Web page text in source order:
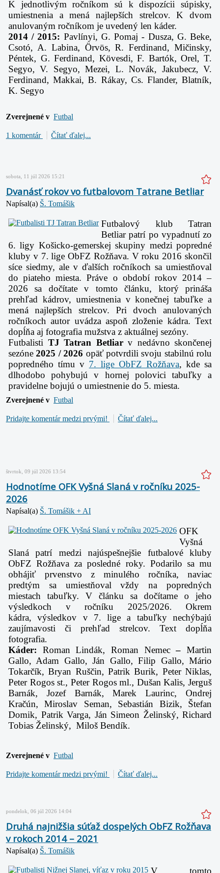
K jednotlivým ročníkom sú k dispozícii súpisky,
umiestnenia a mená najlepších strelcov. K dvom
anulovaným ročníkom je uvedený len káder.
2014 / 2015: Pavlínyi, G. Pomaj - Dusza, G. Beke,
Csotó, A. Labina, Örvös, R. Ferdinand, Mičinsky,
Péntek, G. Ferdinand, Kövesdi, F. Bartók, Orel, T.
Segyo, V. Segyo, Mezei, L. Novák, Jakubecz, V.
Ferdinand, Makkai, B. Rákay, Cs. Flander, Blatník,
K. Segyo
Zverejnené v Futbal
1 komentár Čítať ďalej...
sobota, 11 júl 2026 15:21
Dvanásť rokov vo futbalovom Tatrane Betliar
Napísal(a) Š. Tomášik
Futbalový klub Tatran
Betliar patrí po vypadnutí zo
6. ligy Košicko-gemerskej skupiny medzi popredné
kluby v 7. lige ObFZ Rožňava. V roku 2016 skončil
síce siedmy, ale v ďalších ročníkoch sa umiestňoval
do piateho miesta. Práve o období rokov 2014 –
2026 sa dočítate v tomto článku, ktorý prináša
prehľad kádrov, umiestnenia v konečnej tabuľke a
mená najlepších strelcov. Pri dvoch anulovaných
ročníkoch autor uvádza aspoň zloženie kádra. Text
dopĺňa aj fotografia mužstva z aktuálnej sezóny.
Futbalisti TJ Tatran Betliarv nedávno skončenej
sezóne2025 / 2026 opäť potvrdili svoju stabilnú rolu
popredného tímu v 7. lige ObFZ Rožňava, kde sa
dlhodobo pohybujú v hornej polovici tabuľky a
pravidelne bojujú o umiestnenie do 5. miesta.
Zverejnené v Futbal
Pridajte komentár medzi prvými! Čítať ďalej...
štvrtok, 09 júl 2026 13:54
Hodnotíme OFK Vyšná Slaná v ročníku 2025-
2026
Napísal(a) Š. Tomášik + AI
OFK
Vyšná
Slaná patrí medzi najúspešnejšie futbalové kluby
ObFZ Rožňava za posledné roky. Podarilo sa mu
obhájiť prvenstvo z minulého ročníka, naviac
predtým sa umiestňoval vždy na popredných
miestach tabuľky. V článku sa dočítame o jeho
výsledkoch v ročníku 2025/2026. Okrem
kádra, výsledkov v 7. lige a tabuľky nechýbajú
zaujímavosti či prehľad strelcov. Text dopĺňa
fotografia.
Káder: Roman Lindák, Roman Nemec–Martin
Gallo, Adam Gallo, Ján Gallo, Filip Gallo, Mário
Tokarčík, Bryan Ruščin, Patrik Burik, Peter Niklas,
Peter Rogos st., Peter Rogos ml., Dušan Kalis, Jerguš
Barnák, Jozef Barnák, Marek Laurinc, Ondrej
Kračún, Miroslav Seman, Sebastián Bizik, Štefan
Domik, Patrik Varga, Ján Simeon Želinský, Richard
Tobias Želinský, Miloš Bendík.
Zverejnené v Futbal
Pridajte komentár medzi prvými! Čítať ďalej...
pondelok, 06 júl 2026 14:04
Druhá najnižšia súťaž dospelých ObFZ Rožňava
v rokoch 2014 – 2021
Napísal(a) Š. Tomášik
V tomto